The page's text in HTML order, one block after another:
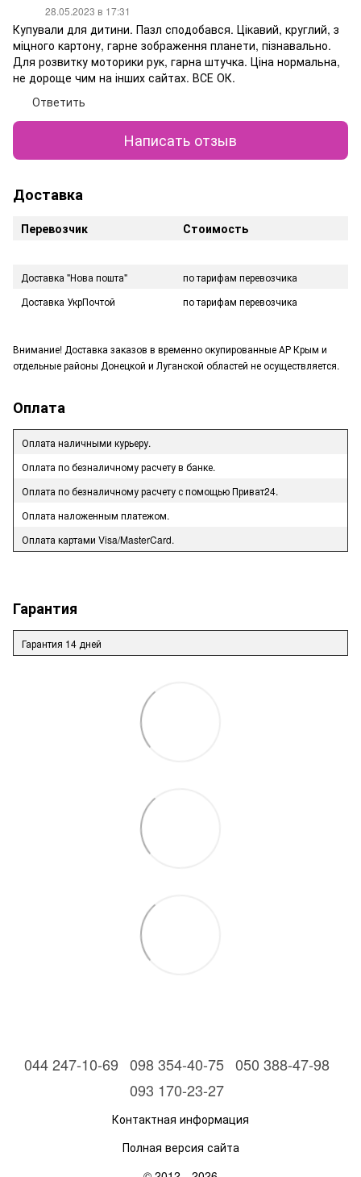
28.05.2023 в 17:31
Купували для дитини. Пазл сподобався. Цікавий, круглий, з
міцного картону, гарне зображення планети, пізнавально.
Для розвитку моторики рук, гарна штучка. Ціна нормальна,
не дороще чим на інших сайтах. ВСЕ ОК.
Ответить
Написать отзыв
Доставка
Перевозчик Стоимость
Доставка "Нова пошта"
по тарифам перевозчика
Доставка УкрПочтой
по тарифам перевозчика
Внимание! Доставка заказов в временно окупированные АР Крым и
отдельные районы Донецкой и Луганской областей не осуществляется.
Оплата
Оплата наличными курьеру.
Оплата по безналичному расчету в банке.
Оплата по безналичному расчету с помощью Приват24.
Оплата наложенным платежом.
Оплата картами Visa/MasterCard.
Гарантия
Гарантия 14 дней
044 247-10-69 098 354-40-75 050 388-47-98
093 170-23-27
Контактная информация
Полная версия сайта